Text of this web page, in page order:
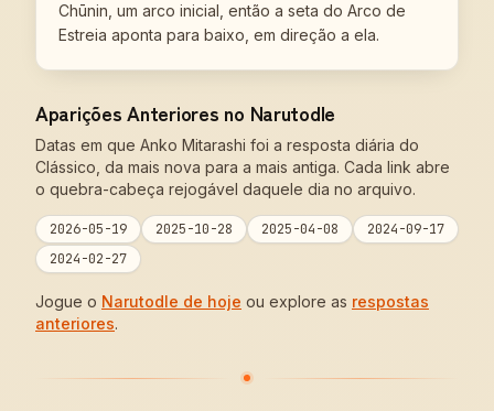
Chūnin, um arco inicial, então a seta do Arco de
Estreia aponta para baixo, em direção a ela.
Aparições Anteriores no Narutodle
Datas em que Anko Mitarashi foi a resposta diária do
Clássico, da mais nova para a mais antiga. Cada link abre
o quebra-cabeça rejogável daquele dia no arquivo.
2026-05-19 2025-10-28 2025-04-08
2024-09-17
2024-02-27
Jogue o Narutodle de hoje ou explore as respostas
anteriores.